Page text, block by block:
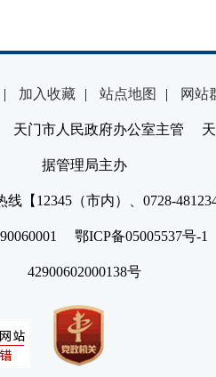
| 加入收藏 | 站点地图 | 网站
天门市人民政府办公室主管 天
据管理局主办
线【12345（市内）、0728-
鄂ICP备05005537号
42900602000138号